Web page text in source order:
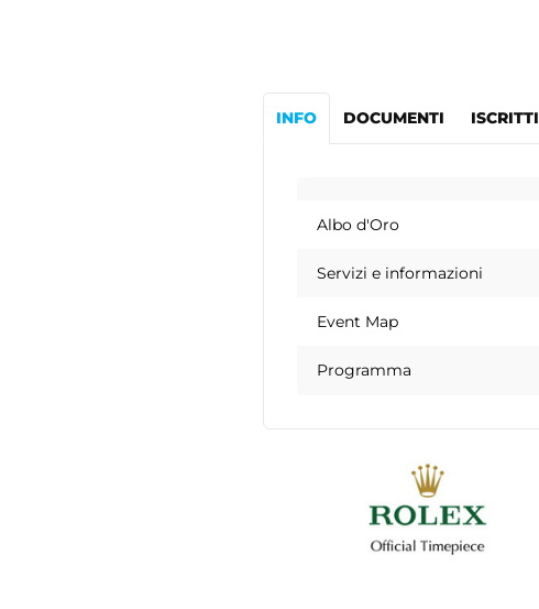
INFO DOCUMENTI ISCRITTI
Albo d'Oro
Servizi e informazioni
Event Map
Programma